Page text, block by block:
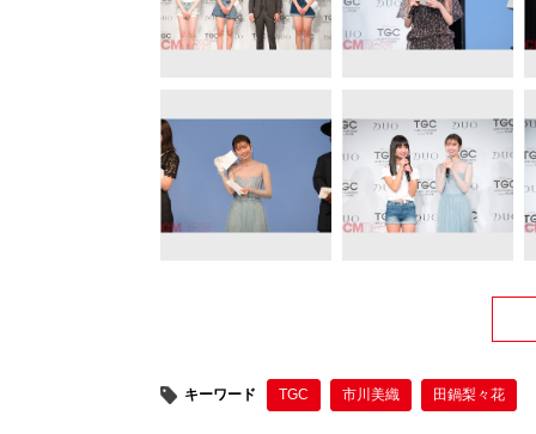
キーワード TGC 市川美織 田鍋梨々花